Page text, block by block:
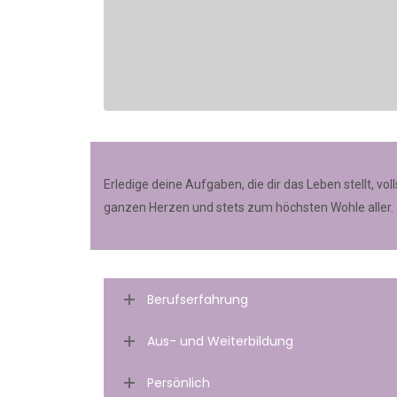
Erledige deine Aufgaben, die dir das Leben stellt,
ganzen Herzen und stets zum höchsten Wohle aller.
Berufserfahrung
Aus- und Weiterbildung
Persönlich